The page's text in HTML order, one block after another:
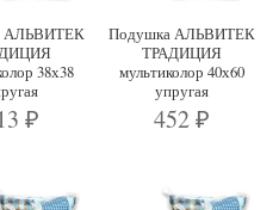
АЛЬВИТЕК
38х38
₽
Подушка АЛЬВИТЕК
ТРАДИЦИЯ
мультиколор 40х60
упругая
452₽